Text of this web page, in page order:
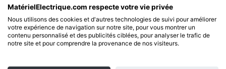
COPYRIGHT
© 2007 - 2026 Nimbanet
MatérielElectrique.com respecte votre vie privée
Nous utilisons des cookies et d'autres technologies de suivi pour améliorer
votre expérience de navigation sur notre site, pour vous montrer un
contenu personnalisé et des publicités ciblées, pour analyser le trafic de
notre site et pour comprendre la provenance de nos visiteurs.